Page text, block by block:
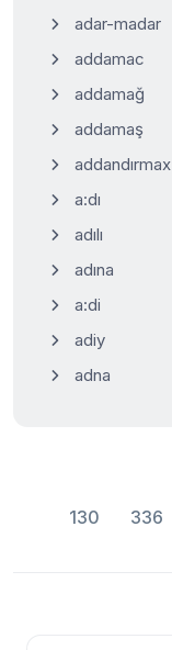
adar-madar
addamac
addamağ
addamaş
addandırmax
a:dı
adılı
adına
a:di
adiy
adna
130 336